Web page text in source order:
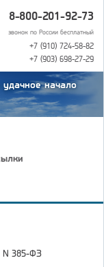
8-800-201-92-73
звонок по России бесплатный
+7 (910) 724-58-82
+7 (903) 698-27-29
начало
N 385-ФЗ